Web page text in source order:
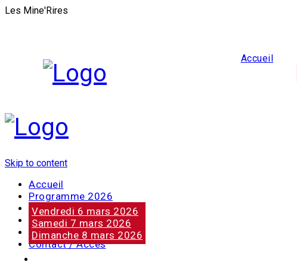
Les Mine'Rires
Accueil
Skip to content
Accueil
Programme 2026
Vendredi 6 mars 2026
Samedi 7 mars 2026
Dimanche 8 mars 2026
Notre marraine
Nos partenaires
Photos
Contact / Accès